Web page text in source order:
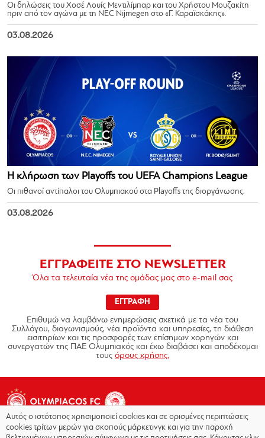
Οι δηλώσεις του Χοσέ Λουίς Μεντιλίμπαρ και του Χρήστου Μουζακίτη
πριν από τον αγώνα με τη NEC Nijmegen στο «Γ. Καραϊσκάκης».
03.08.2026
Η κλήρωση των Playoffs του UEFA Champions League
Οι πιθανοί αντίπαλοι του Ολυμπιακού στα Playoffs της διοργάνωσης.
03.08.2026
ΕΓΓΡΑΦΕΙΤΕ ΣΤΟ NEWSLETTER
Όλα τα τελευταία νέα της ομάδας μας στο e-mail σας
ΕΓΓΡΑΦΗ
Επιθυμώ να λαμβάνω ενημερώσεις σχετικά με τα νέα του
Συλλόγου, διαγωνισμούς, νέα προϊόντα και υπηρεσίες, τη διάθεση
εισιτηρίων και τις προσφορές των επίσημων χορηγών και
συνεργατών της ΠΑΕ Ολυμπιακός και έχω διαβάσει και αποδέχομαι
τους όρους χρήσης.
Αυτός ο ιστότοπος χρησιμοποιεί cookies και σε ορισμένες περιπτώσεις
cookies τρίτων μερών για σκοπούς μάρκετινγκ και για την παροχή